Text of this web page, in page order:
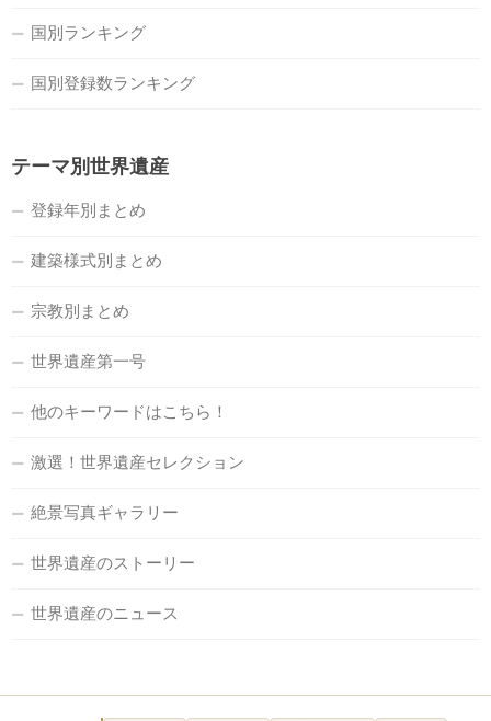
国別ランキング
国別登録数ランキング
テーマ別世界遺産
登録年別まとめ
建築様式別まとめ
宗教別まとめ
世界遺産第一号
他のキーワードはこちら！
激選！世界遺産セレクション
絶景写真ギャラリー
世界遺産のストーリー
世界遺産のニュース